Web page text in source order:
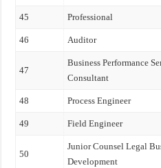
45 Professional
46 Auditor
47
Business Performance
Consultant
48 Process Engineer
49 Field Engineer
50
Junior Counsel Legal
Development